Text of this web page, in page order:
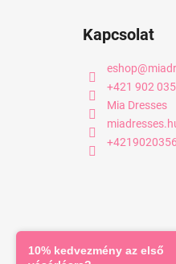
Kapcsolat
eshop@
+421 902
Mia Dresses
Copyright 2026
10% kedvezmény az első